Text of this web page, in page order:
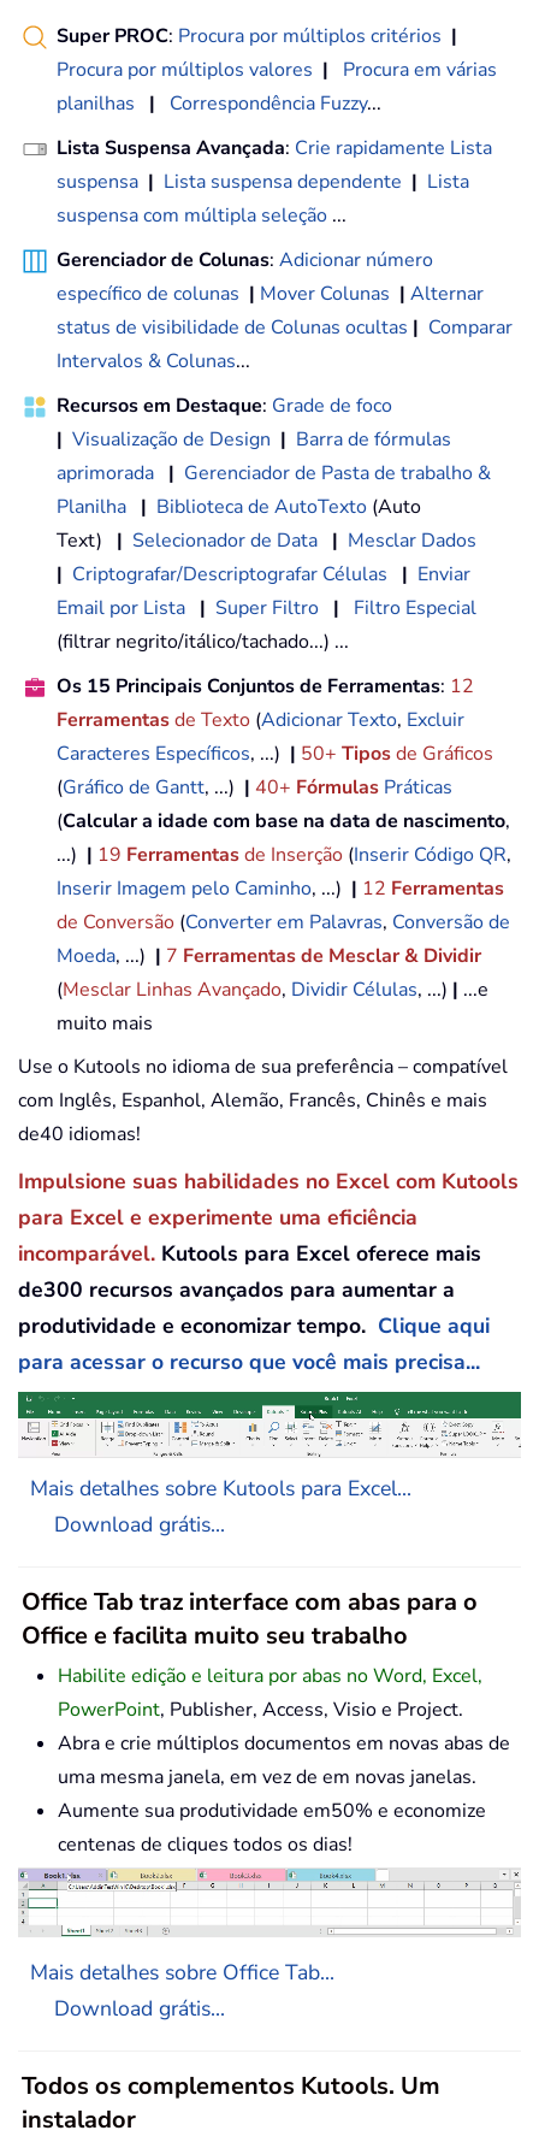
Super PROC: Procura por múltiplos critérios |
Procura por múltiplos valores |
Procura em várias
planilhas
| Correspondência Fuzzy...
Lista Suspensa Avançada: Crie rapidamente Lista
suspensa | Lista suspensa dependente | Lista
suspensa com múltipla seleção ...
Gerenciador de Colunas: Adicionar número
específico de colunas | Mover Colunas | Alternar
status de visibilidade de Colunas ocultas | Comparar
Intervalos & Colunas...
Recursos em Destaque: Grade de foco
| Visualização de Design | Barra de fórmulas
aprimorada | Gerenciador de Pasta de trabalho &
Planilha | Biblioteca de AutoTexto (Auto
Text) | Selecionador de Data | Mesclar Dados
| Criptografar/Descriptografar Células | Enviar
Email por Lista | Super Filtro |
Filtro Especial
(filtrar negrito/itálico/tachado...) ...
Os 15 Principais Conjuntos de Ferramentas: 12
Ferramentasde Texto (Adicionar Texto, Excluir
Caracteres Específicos, ...) | 50+ Tiposde Gráficos
(Gráfico de Gantt, ...) | 40+ Fórmulas Práticas
(Calcular a idade com base na data de nascimento,
...) | 19 Ferramentasde Inserção (Inserir Código QR,
Inserir Imagem pelo Caminho, ...) | 12 Ferramentas
de Conversão (Converter em Palavras, Conversão de
Moeda, ...) | 7 Ferramentas de Mesclar & Dividir
(Mesclar Linhas Avançado, Dividir Células, ...) | ...e
muito mais
Use o Kutools no idioma de sua preferência – compatível
com Inglês, Espanhol, Alemão, Francês, Chinês e mais
de40 idiomas!
Impulsione suas habilidades no Excel com Kutools
para Excel e experimente uma eficiência
incomparável. Kutools para Excel oferece mais
de300 recursos avançados para aumentar a
produtividade e economizar tempo. Clique aqui
para acessar o recurso que você mais precisa...
Mais detalhes sobre Kutools para Excel...
Download grátis...
Office Tab traz interface com abas para o
Office e facilita muito seu trabalho
Habilite edição e leitura por abas no Word, Excel,
PowerPoint, Publisher, Access, Visio e Project.
Abra e crie múltiplos documentos em novas abas de
uma mesma janela, em vez de em novas janelas.
Aumente sua produtividade em50% e economize
centenas de cliques todos os dias!
Mais detalhes sobre Office Tab...
Download grátis...
Todos os complementos Kutools. Um
instalador